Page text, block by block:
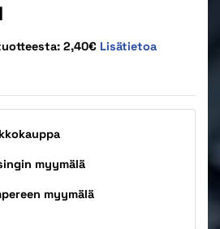
2,40€ Lisätietoa
myymälä
myymälä